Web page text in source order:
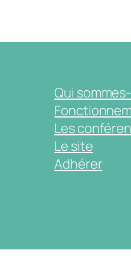
Qui
Les
Le site
Adhérer